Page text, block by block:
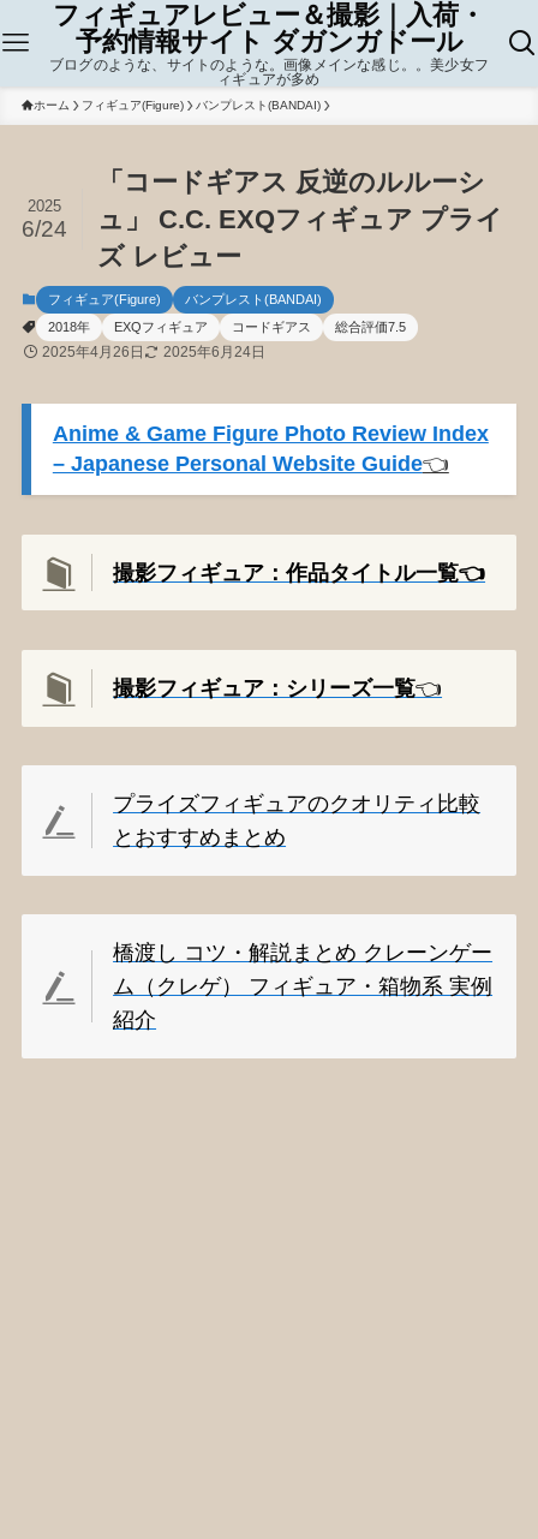
フィギュアレビュー＆撮影｜入荷・
予約情報サイト ダガンガドール
ブログのような、サイトのような。画像メインな感じ。。美少女フ
ィギュアが多め
ホーム フィギュア(Figure) バンプレスト(BANDAI)
「コードギアス 反逆のルルーシ
ュ」 C.C. EXQフィギュア プライ
ズ レビュー
2025
6/24
フィギュア(Figure)
バンプレスト(BANDAI)
2018年
EXQフィギュア コードギアス 総合評価7.5
2025年4月26日 2025年6月24日
Anime & Game Figure Photo Review Index
– Japanese Personal Website Guide👈️
撮影フィギュア：作品タイトル一覧👈️
撮影フィギュア：シリーズ一覧👈️
プライズフィギュアのクオリティ比較
とおすすめまとめ
橋渡し コツ・解説まとめ クレーンゲー
ム（クレゲ） フィギュア・箱物系 実例
紹介